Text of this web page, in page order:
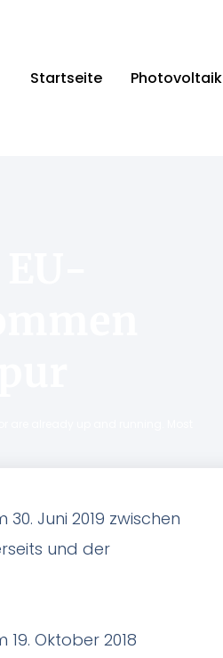
Startseite Photovoltaik
Juni 2019 zwischen
und der
Oktober 2018